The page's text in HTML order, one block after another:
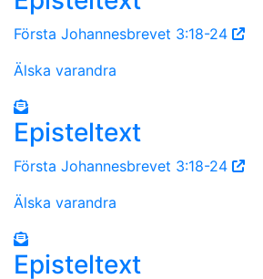
Första Johannesbrevet 3:18-24
Älska varandra
Episteltext
Första Johannesbrevet 3:18-24
Älska varandra
Episteltext